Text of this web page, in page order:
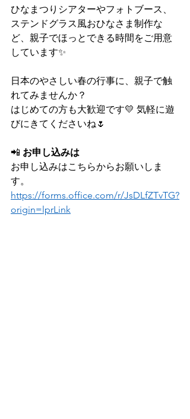
ひなまつりシアターやフォトブース、
ステンドグラス風おひなさま制作な
ど、親子でほっとできる時間をご用意
しています✨
日本のやさしい春の行事に、親子で触
れてみませんか？
はじめての方も大歓迎です💛 気軽に遊
びにきてくださいね🌷
📲 お申し込みは
お申し込みはこちらからお願いしま
す。
https://forms.office.com/r/JsDLfZTvTG?
origin=lprLink